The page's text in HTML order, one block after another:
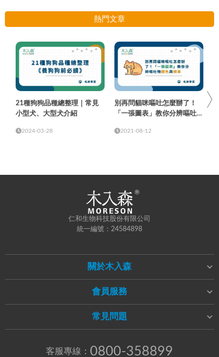
熱門文章
21種狗狗品種總整理｜常見
小型犬、大型犬介紹
2024-03-28
別再問貓咪嘔吐怎麼辦了！
「一張圖表」教你分辨嘔吐物
2021-08-12
仁和生物科技股份有限公司
統一編號：24584898
關於木入森
會員服務
常見問題
客服專線： 0800-358899